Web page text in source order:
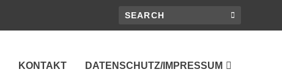
KONTAKT DATENSCHUTZ/IMPRESSUM